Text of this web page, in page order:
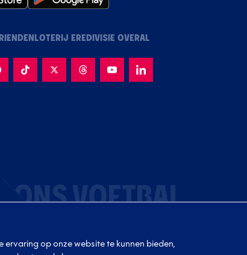
EREDIVISIE OVERAL
ervaring op onze website te kunnen bieden,